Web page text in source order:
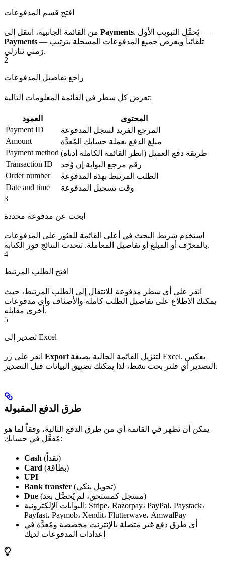
افتح قسم المدفوعات
Payments
. يُحمَّل التبويب الأول —
Payments — تلقائياً ويعرض جميع المدفوعات المسجلة بترتيب
زمني تنازلي.
2
راجع تفاصيل المدفوعات
تعرض كل سطر في القائمة المعلومات التالية:
العمود
المحتوى
Payment ID
المرجع الفريد لسجل المدفوعة
Amount
مبلغ الدفع بعملة حسابك المُعدَّة
Payment method طريقة دفع العميل (انظر القائمة الكاملة أدناه)
Transaction ID
رقم مرجع البوابة إن وُجد
Order number
الطلب المرتبط بهذه المدفوعة
Date and time
وقت تسجيل المدفوعة
3
ابحث عن مدفوعة محددة
استخدم شريط البحث في أعلى القائمة للعثور على المدفوعات
بالمعرّف أو المبلغ أو تفاصيل المعاملة. تتحدث النتائج فور الكتابة.
4
افتح الطلب المرتبط
انقر على أي سطر مدفوعة للانتقال إلى الطلب المرتبط، حيث
يمكنك الاطلاع على تفاصيل الطلب كاملة والأصناف وأي مدفوعات
أخرى مقابله.
5
تصدير إلى Excel
Exportلتنزيل القائمة الحالية بصيغة Excel. يعكس
التصدير أي فلتر بحث نشط، لذا يمكنك تضييق البيانات قبل التصدير.
طرق الدفع المقبولة
يمكن أن تظهر في القائمة أي من طرق الدفع التالية، وفقاً لما هو
مُفعَّل في حسابك:
Cash
(نقداً)
Card
(بطاقة)
UPI
Bank transfer
(تحويل بنكي)
Due
(مسجل كمستحق، لم يُحصَّل بعد)
البوابات الإلكترونية: Stripe، Razorpay، PayPal، Paystack،
Payfast، Paymob، Xendit، Flutterwave، AmwalPay
أي طرق دفع غير متصلة بالإنترنت مخصصة ومُعدَّة في
إعدادات المدفوعات لديك